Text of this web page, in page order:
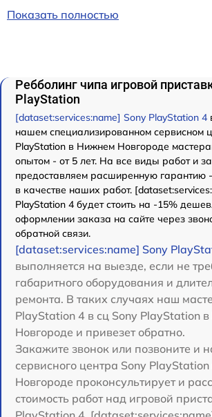
Показать полностью
Ребболинг чипа игровой
PlayStation
[dataset:services:name] Sony PlayStation 4
нашем специализированном сервисном
PlayStation в Нижнем Новгороде
опытом - от 5 лет. На все виды работ и
предоставляем расширенную гарантию
в качестве наших работ.
PlayStation 4 будет стоить на -15%
оформлении заказа на сайте через
обратной связи.
[dataset:services:name] Sony
выполняется на выезде, если не
габаритного оборудования и
ремонта. В таких случаях наш
PlayStation 4 в сц Sony PlayStation
Новгороде и привезет обратно.
Закажите звонок или позвоните и
сервисного центра Sony
Новгороде проконсультирует и
стоимость работ над игровой